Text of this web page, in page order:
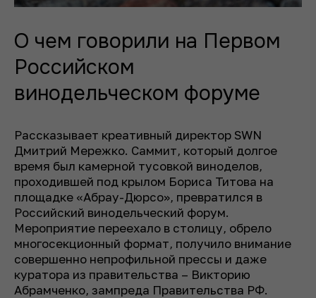
О чем говорили на Первом
Российском
винодельческом форуме
Рассказывает креативный директор SWN
Дмитрий Мережко. Саммит, который долгое
время был камерной тусовкой виноделов,
проходившей под крылом Бориса Титова на
площадке «Абрау-Дюрсо», превратился в
Российский винодельческий форум.
Мероприятие переехало в столицу, обрело
многосекционный формат, получило внимание
совершенно непрофильной прессы и даже
куратора из правительства – Викторию
Абрамченко, зампреда Правительства РФ.